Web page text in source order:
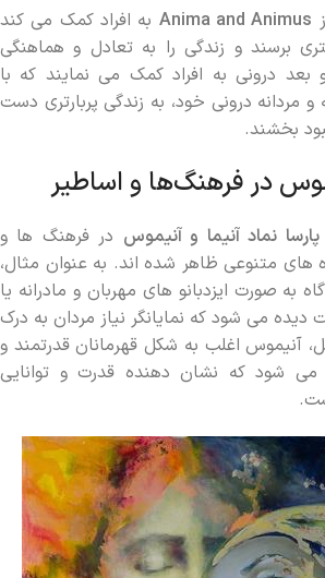
Anima and Animus به افراد کمک می ‌کند
برسند و زندگی را به تعادل و هماهنگی
بعد درونی به افراد کمک می نمایند که با
مردانه درونی خود، به زندگی پربارتری دست
بخشند.
در فرهنگ‌ها و اساطیر
پارسا نماد آنیما و آنیموس در فرهنگ ‌ها و
های متنوعی ظاهر شده ‌اند. به عنوان مثال،
به صورت ایزدبانو های مهربان و مادرانه یا
می ‌شود که نمایانگر نیاز مردان به درک
آنیموس اغلب به شکل قهرمانان قدرتمند و
می ‌شود که نشان ‌دهنده قدرت و توانایی